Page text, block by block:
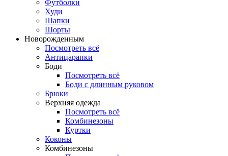
Футболки
Худи
Шапки
Шорты
Новорожденным
Посмотреть всё
Антицарапки
Боди
Посмотреть всё
Боди с длинным руковом
Брюки
Верхняя одежда
Посмотреть всё
Комбинезоны
Куртки
Коконы
Комбинезоны